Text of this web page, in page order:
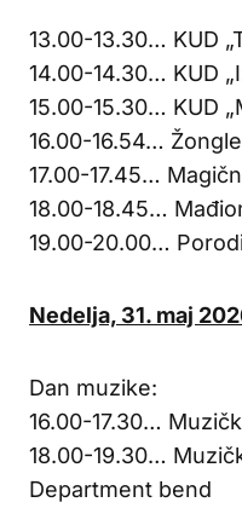
13.00-13.30… KUD
14.00-14.30… KUD
15.00-15.30… KUD
16.00-16.54…
17.00-17.45…
18.00-18.45…
19.00-20.00…
Nedelja, 31. maj
Dan muzike:
16.00-17.30…
18.00-19.30…
Department bend